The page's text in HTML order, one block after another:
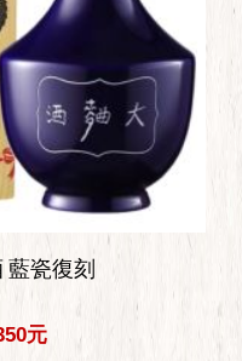
藍瓷復刻
元